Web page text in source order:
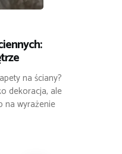
na ściany?
dekoracja, ale
na wyrażenie